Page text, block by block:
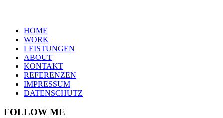
HOME
WORK
LEISTUNGEN
ABOUT
KONTAKT
REFERENZEN
IMPRESSUM
DATENSCHUTZ
FOLLOW ME